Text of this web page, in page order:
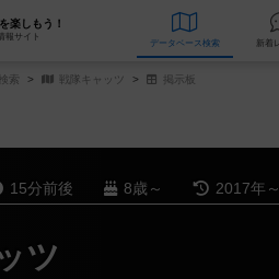
楽しもう！
報サイト
データベース 検索
索 戦隊キャッツ 掲示板
15分前後 8歳～ 2017年～
ツ